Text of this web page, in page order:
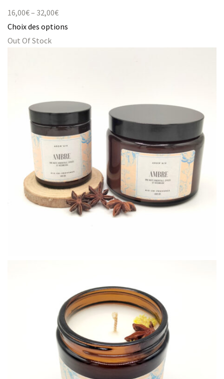
16,00€– 32,00€
Choix des options
Out Of Stock